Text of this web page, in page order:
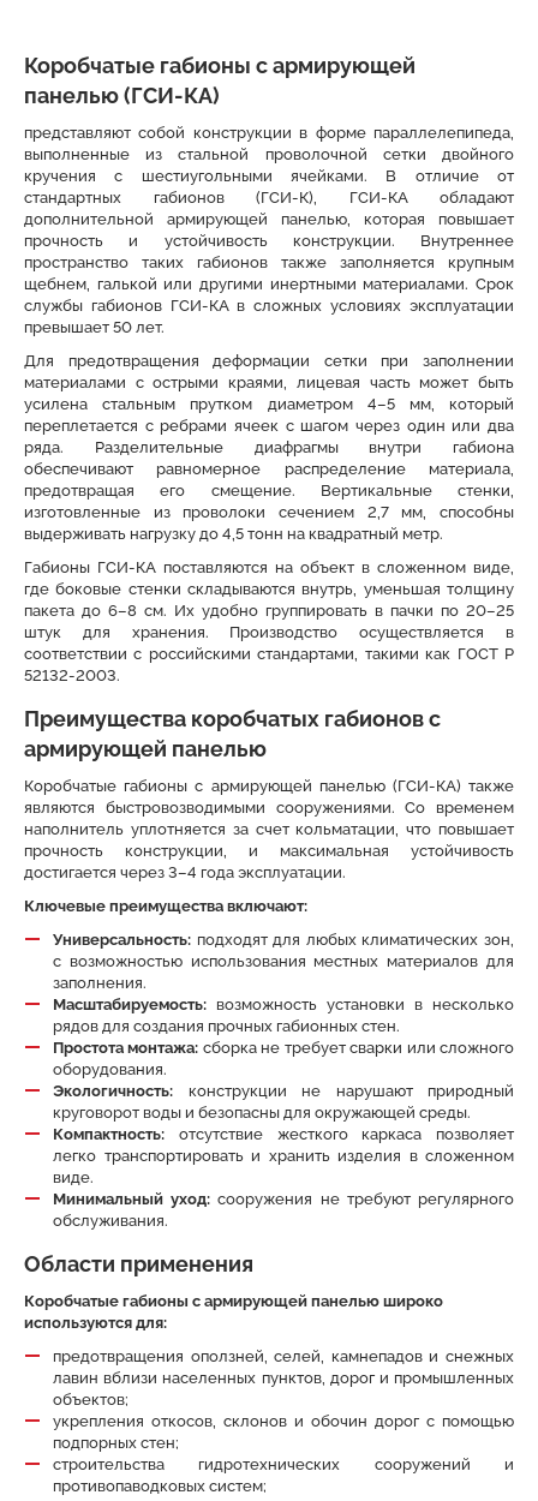
Коробчатые габионы с армирующей
панелью (ГСИ-КА)
представляют собой конструкции в форме параллелепипеда,
выполненные из стальной проволочной сетки двойного
кручения с шестиугольными ячейками. В отличие от
стандартных габионов (ГСИ-К), ГСИ-КА обладают
дополнительной армирующей панелью, которая повышает
прочность и устойчивость конструкции. Внутреннее
пространство таких габионов также заполняется крупным
щебнем, галькой или другими инертными материалами. Срок
службы габионов ГСИ-КА в сложных условиях эксплуатации
превышает 50 лет.
Для предотвращения деформации сетки при заполнении
материалами с острыми краями, лицевая часть может быть
усилена стальным прутком диаметром 4–5 мм, который
переплетается с ребрами ячеек с шагом через один или два
ряда. Разделительные диафрагмы внутри габиона
обеспечивают равномерное распределение материала,
предотвращая его смещение. Вертикальные стенки,
изготовленные из проволоки сечением 2,7 мм, способны
выдерживать нагрузку до 4,5 тонн на квадратный метр.
Габионы ГСИ-КА поставляются на объект в сложенном виде,
где боковые стенки складываются внутрь, уменьшая толщину
пакета до 6–8 см. Их удобно группировать в пачки по 20–25
штук для хранения. Производство осуществляется в
соответствии с российскими стандартами, такими как ГОСТ Р
52132-2003.
Преимущества коробчатых габионов с
армирующей панелью
Коробчатые габионы с армирующей панелью (ГСИ-КА) также
являются быстровозводимыми сооружениями. Со временем
наполнитель уплотняется за счет кольматации, что повышает
прочность конструкции, и максимальная устойчивость
достигается через 3–4 года эксплуатации.
Ключевые преимущества включают:
Универсальность: подходят для любых климатических зон,
с возможностью использования местных материалов для
заполнения.
Масштабируемость: возможность установки в несколько
рядов для создания прочных габионных стен.
Простота монтажа: сборка не требует сварки или сложного
оборудования.
Экологичность: конструкции не нарушают природный
круговорот воды и безопасны для окружающей среды.
Компактность: отсутствие жесткого каркаса позволяет
легко транспортировать и хранить изделия в сложенном
виде.
Минимальный уход: сооружения не требуют регулярного
обслуживания.
Области применения
Коробчатые габионы с армирующей панелью широко
используются для:
предотвращения оползней, селей, камнепадов и снежных
лавин вблизи населенных пунктов, дорог и промышленных
объектов;
укрепления откосов, склонов и обочин дорог с помощью
подпорных стен;
строительства гидротехнических сооружений и
противопаводковых систем;